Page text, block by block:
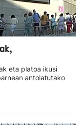
eta platoa ikusi
antolatutako